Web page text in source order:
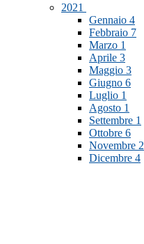
2021
Gennaio 4
Febbraio 7
Marzo 1
Aprile 3
Maggio 3
Giugno 6
Luglio 1
Agosto 1
Settembre 1
Ottobre 6
Novembre 2
Dicembre 4